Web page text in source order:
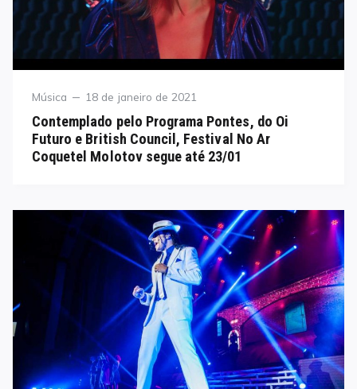
Category
Música
Posted
18 de janeiro de 2021
Contemplado pelo Programa Pontes, do Oi
Futuro e British Council, Festival No Ar
Coquetel Molotov segue até 23/01